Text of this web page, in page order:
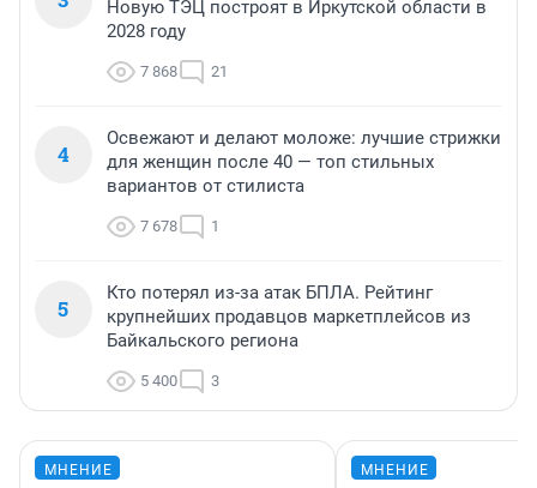
Новую ТЭЦ построят в Иркутской области в
2028 году
7 868 21
4
Освежают и делают моложе: лучшие стрижки
для женщин после 40 — топ стильных
вариантов от стилиста
7 678 1
5
Кто потерял из-за атак БПЛА. Рейтинг
крупнейших продавцов маркетплейсов из
Байкальского региона
5 400 3
МНЕНИЕ МНЕНИЕ